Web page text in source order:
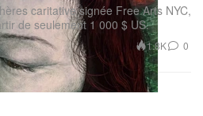
caritative signée Free Arts NYC,
de seulement 1 000 $ US.
1.8K 0